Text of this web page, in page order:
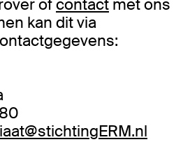
ofcontact met ons
kan dit via